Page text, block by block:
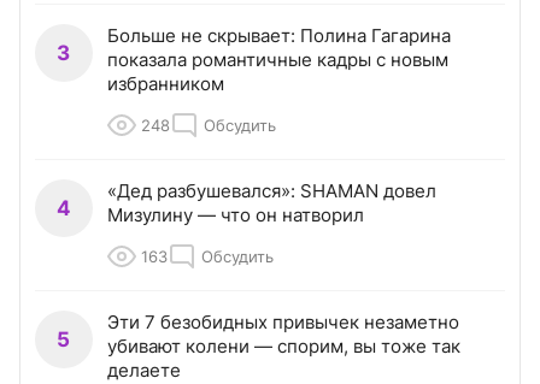
3
Больше не скрывает: Полина Гагарина
показала романтичные кадры с новым
избранником
248 Обсудить
4
«Дед разбушевался»: SHAMAN довел
Мизулину — что он натворил
163 Обсудить
5
Эти 7 безобидных привычек незаметно
убивают колени — спорим, вы тоже так
делаете